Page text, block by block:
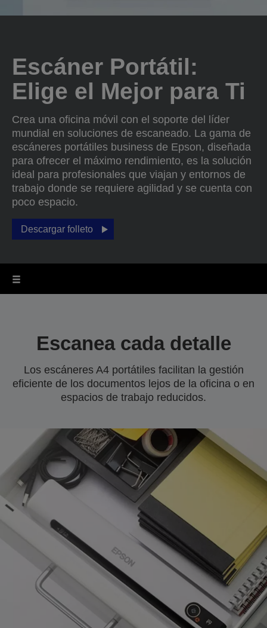
Escáner Portátil:
Elige el Mejor para Ti
Crea una oficina móvil con el soporte del líder
mundial en soluciones de escaneado. La gama de
escáneres portátiles business de Epson, diseñada
para ofrecer el máximo rendimiento, es la solución
ideal para profesionales que viajan y entornos de
trabajo donde se requiere agilidad y se cuenta con
poco espacio.
Descargar folleto
Escanea cada detalle
Los escáneres A4 portátiles facilitan la gestión
eficiente de los documentos lejos de la oficina o en
espacios de trabajo reducidos.